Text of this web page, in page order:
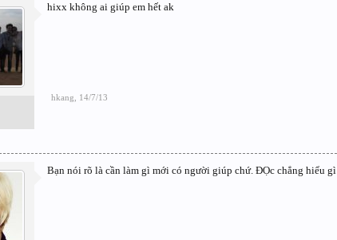
hixx không ai giúp em hết ak
hkang 14/7/13
Bạn nói rõ là cần làm gì mới có người giúp chứ. ĐỌc chẳng hiểu gì